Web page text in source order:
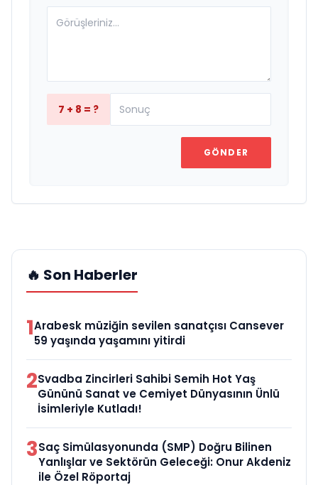
7 + 8 = ?
GÖNDER
🔥 Son Haberler
1Arabesk müziğin sevilen sanatçısı Cansever
59 yaşında yaşamını yitirdi
2Svadba Zincirleri Sahibi Semih Hot Yaş
Gününü Sanat ve Cemiyet Dünyasının Ünlü
İsimleriyle Kutladı!
3Saç Simülasyonunda (SMP) Doğru Bilinen
Yanlışlar ve Sektörün Geleceği: Onur Akdeniz
ile Özel Röportaj